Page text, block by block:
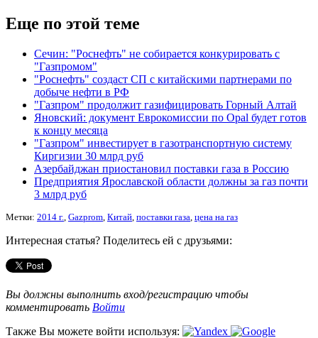
Еще по этой теме
Сечин: "Роснефть" не собирается конкурировать с
"Газпромом"
"Роснефть" создаст СП с китайскими партнерами по
добыче нефти в РФ
"Газпром" продолжит газифицировать Горный Алтай
Яновский: документ Еврокомиссии по Opal будет готов
к концу месяца
"Газпром" инвестирует в газотранспортную систему
Киргизии 30 млрд руб
Азербайджан приостановил поставки газа в Россию
Предприятия Ярославской области должны за газ почти
3 млрд руб
Метки: 2014 г. Gazprom Китай поставки газа цена на газ
Интересная статья? Поделитесь ей с друзьями:
Вы должны выполнить вход/регистрацию чтобы
комментировать Войти
Также Вы можете войти используя: